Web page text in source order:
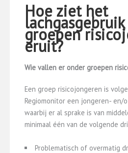
Hoe ziet het
groepen
eruit?
Wie vallen er onder groepen
Een groep risicojongeren is
Regiomonitor een jongeren- en/
waarbij er al sprake is van
minimaal één van de volgende
Problematisch of overmatig